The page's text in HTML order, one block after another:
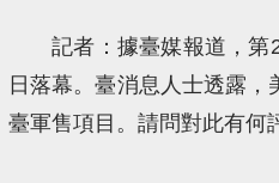
記者：據臺媒報道，第
日落幕。臺消息人士透露
臺軍售項目。請問對此有何